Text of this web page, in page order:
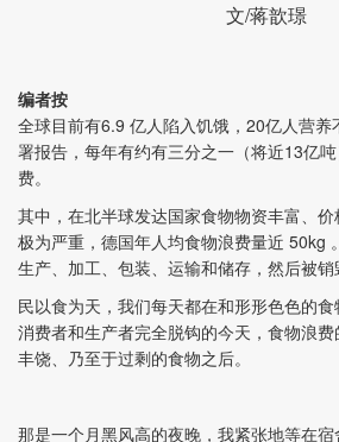
文/蒋歆璟
编者按
全球目前有6.9 亿人陷入饥饿，20亿人营养
署报告，每年有约有三分之一（将近13亿
费。
其中，在北半球发达国家食物物资丰富、
极为严重，德国年人均食物浪费量近 50kg
生产、加工、包装、运输和储存，然后被销
民以食为天，我们每天都在和形形色色的
消费者和生产者完全脱钩的今天，食物浪
丰饶、乃至于过剩的食物之后。
那是一个月黑风高的夜晚，我紧张地等在